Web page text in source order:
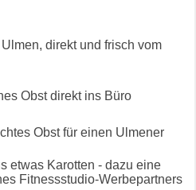
Obst direkt ins Büro
etwas Karotten - dazu eine
Fitnessstudio-Werbepartners